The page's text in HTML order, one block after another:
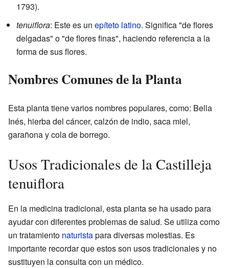
1793).
tenuiflora: Este es un epíteto latino. Significa "de flores
delgadas" o "de flores finas", haciendo referencia a la
forma de sus flores.
Nombres Comunes de la Planta
Esta planta tiene varios nombres populares, como: Bella
Inés, hierba del cáncer, calzón de indio, saca miel,
garañona y cola de borrego.
Usos Tradicionales de la Castilleja
tenuiflora
En la medicina tradicional, esta planta se ha usado para
ayudar con diferentes problemas de salud. Se utiliza como
un tratamiento naturistapara diversas molestias. Es
importante recordar que estos son usos tradicionales y no
sustituyen la consulta con un médico.